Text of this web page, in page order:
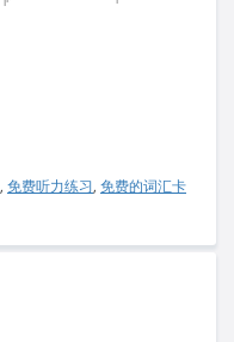
, 免费听力练习, 免费的词汇卡